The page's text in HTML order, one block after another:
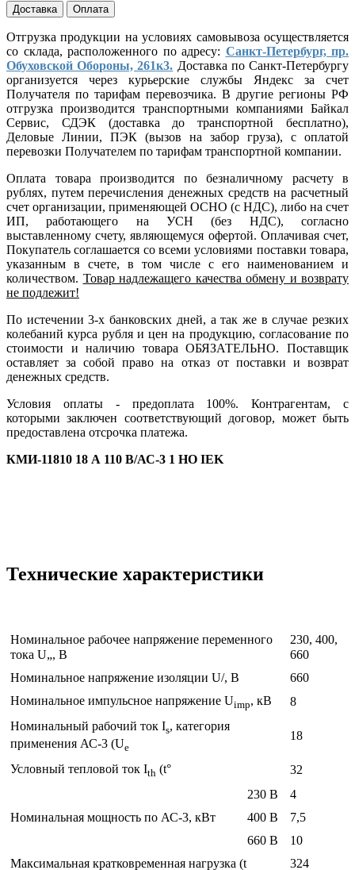
Доставка Оплата
Отгрузка продукции на условиях самовывоза осуществляется
со склада, расположенного по адресу: Санкт-Петербург, пр.
Обуховской Обороны, 261к3. Доставка по Санкт-Петербургу
организуется через курьерские службы Яндекс за счет
Получателя по тарифам перевозчика. В другие регионы РФ
отгрузка производится транспортными компаниями Байкал
Сервис, СДЭК (доставка до транспортной бесплатно),
Деловые Линии, ПЭК (вызов на забор груза), с оплатой
перевозки Получателем по тарифам транспортной компании.
Оплата товара производится по безналичному расчету в
рублях, путем перечисления денежных средств на расчетный
счет организации, применяющей ОСНО (с НДС), либо на счет
ИП, работающего на УСН (без НДС), согласно
выставленному счету, являющемуся офертой. Оплачивая счет,
Покупатель соглашается со всеми условиями поставки товара,
указанным в счете, в том числе с его наименованием и
количеством. Товар надлежащего качества обмену и возврату
не подлежит!
По истечении 3-х банковских дней, а так же в случае резких
колебаний курса рубля и цен на продукцию, согласование по
стоимости и наличию товара ОБЯЗАТЕЛЬНО. Поставщик
оставляет за собой право на отказ от поставки и возврат
денежных средств.
Условия оплаты - предоплата 100%. Контрагентам, с
которыми заключен соответствующий договор, может быть
предоставлена отсрочка платежа.
КМИ-11810 18 А 110 В/АС-3 1 НО IEK
Технические характеристики
Номинальное рабочее напряжение переменного
тока U„, В
230, 400,
660
Номинальное напряжение изоляции U/, В
660
Номинальное импульсное напряжение Uimp, кВ
8
Номинальный рабочий ток Is, категория
применения АС-3 (Ue
18
Условный тепловой ток Ith (t° 32
Номинальная мощность по АС-3, кВт
230 В
4
400 В
7,5
660 В
10
Максимальная кратковременная нагрузка (t
324